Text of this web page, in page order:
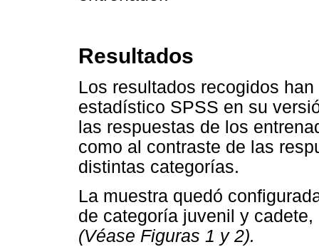
Resultados
Los resultados recogidos
estadístico SPSS en su
las respuestas de los
como al contraste de las
distintas categorías.
La muestra quedó
de categoría juvenil y
(Véase Figuras 1 y 2).